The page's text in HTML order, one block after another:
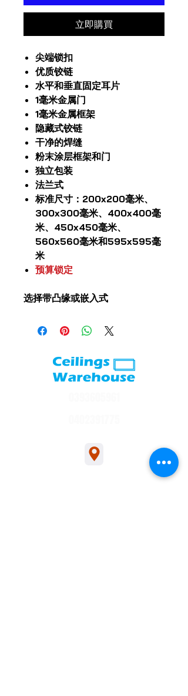
立即購買
尖端锁扣
优质铰链
水平和垂直固定耳片
1毫米金属门
1毫米金属框架
隐藏式铰链
干净的焊缝
粉末涂层框架和门
独立包装
法兰式
标准尺寸：200x200毫米、
300x300毫米、400x400毫
米、450x450毫米、
560x560毫米和595x595毫
米
预算锁定
选择带凸缘或嵌入式
1/54 Bakers Rd, Bakers Rd, Coburg North